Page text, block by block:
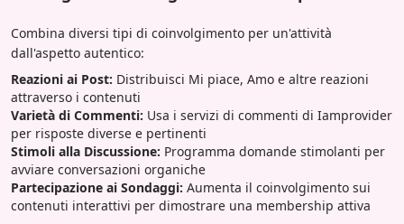
Combina diversi tipi di coinvolgimento per un'attività
dall'aspetto autentico:
Reazioni ai Post: Distribuisci Mi piace, Amo e altre reazioni
attraverso i contenuti
Varietà di Commenti: Usa i servizi di commenti di Iamprovider
per risposte diverse e pertinenti
Stimoli alla Discussione: Programma domande stimolanti per
avviare conversazioni organiche
Partecipazione ai Sondaggi: Aumenta il coinvolgimento sui
contenuti interattivi per dimostrare una membership attiva